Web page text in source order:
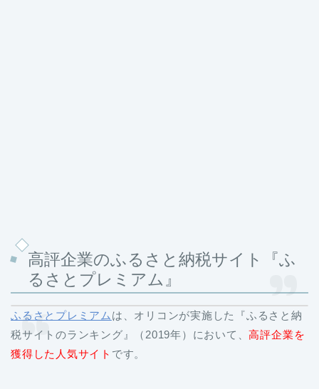
高評企業のふるさと納税サイト『ふ
るさとプレミアム』
ふるさとプレミアム は、オリコンが実施した『ふるさと納
税サイトのランキング』（2019年）において、高評企業を
獲得した人気サイト です。